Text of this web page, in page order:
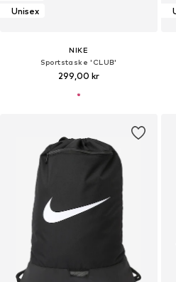
Unisex
NIKE
Sportstaske 'CLUB'
299,00 kr